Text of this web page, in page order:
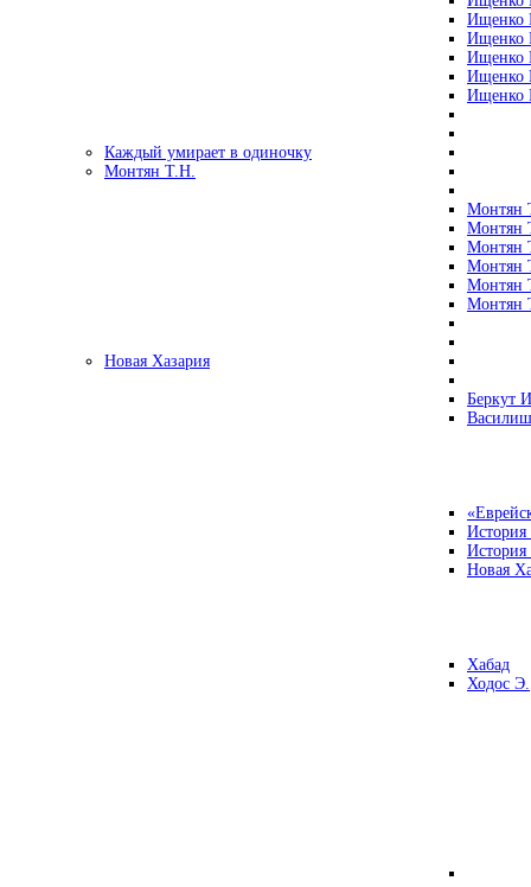
Ищенко
Ищенко
Ищенко
Ищенко
Ищенко
Каждый умирает в одиночку
Монтян Т.Н.
Монтян
Монтян
Монтян
Монтян
Монтян
Монтян
Новая Хазария
Беркут
Новая
Хабад
Ходос Э.